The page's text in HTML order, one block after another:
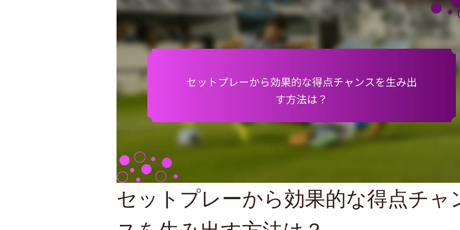
セットプレーから効果的な得点チャ